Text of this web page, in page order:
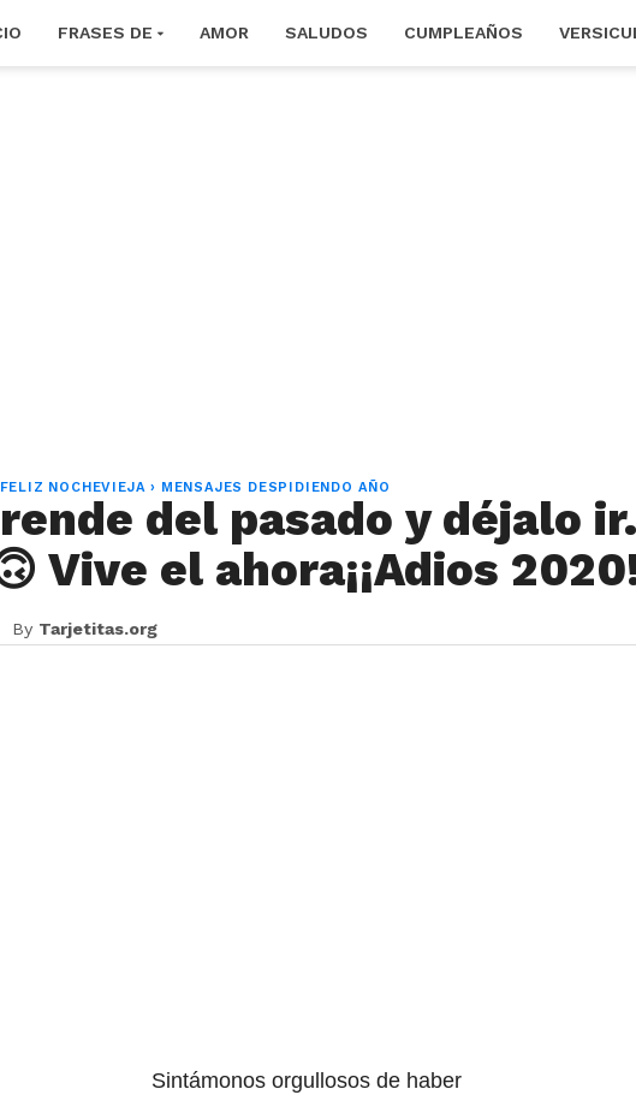
FRASES DE AMOR SALUDOS CUMPLEAÑOS
FELIZ NOCHEVIEJA › MENSAJES DESPIDIENDO AÑO
del pasado y déjalo ir.
Vive el ahora¡¡Adios
By Tarjetitas.org
Sintámonos orgullosos de haber